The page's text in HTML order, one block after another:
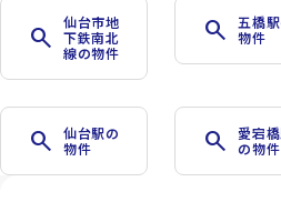
search
仙台市地
下鉄南北
線の物件
search
五橋
物件
search
仙台駅の
物件
search
愛宕
の物件